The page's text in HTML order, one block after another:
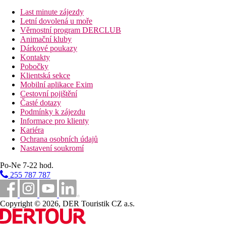
24 km
Vzdálenost od nejbližšího letiště
300 m
Nákupy
0 m
Vzdálenost k pláži
500 m
Restaurace
3 km
Centrum města
Golfové hřiště
Pláž
Hotel přímo u pláže
Plážová dovolená
Last minute zájezdy
Letní dovolená u moře
Věrnostní program DERCLUB
Animační kluby
Dárkové poukazy
Kontakty
Pobočky
Klientská sekce
Mobilní aplikace Exim
Cestovní pojištění
Časté dotazy
Podmínky k zájezdu
Informace pro klienty
Kariéra
Ochrana osobních údajů
Nastavení soukromí
Po-Ne 7-22 hod.
255 787 787
Copyright © 2026, DER Touristik CZ a.s.